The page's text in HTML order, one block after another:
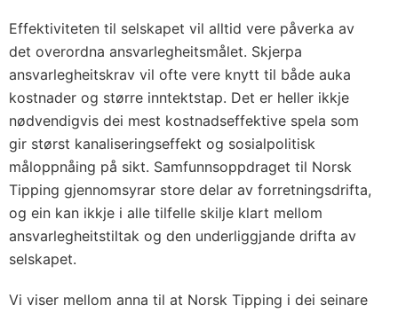
Effektiviteten til selskapet vil alltid vere påverka av
det overordna ansvarlegheitsmålet. Skjerpa
ansvarlegheitskrav vil ofte vere knytt til både auka
kostnader og større inntektstap. Det er heller ikkje
nødvendigvis dei mest kostnadseffektive spela som
gir størst kanaliseringseffekt og sosialpolitisk
måloppnåing på sikt. Samfunnsoppdraget til Norsk
Tipping gjennomsyrar store delar av forretningsdrifta,
og ein kan ikkje i alle tilfelle skilje klart mellom
ansvarlegheitstiltak og den underliggjande drifta av
selskapet.
Vi viser mellom anna til at Norsk Tipping i dei seinare